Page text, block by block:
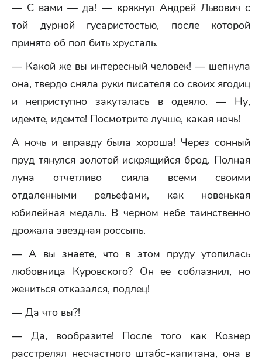
— С вами — да! — крякнул Андрей Львович с
той дурной гусаристостью, после которой
принято об пол бить хрусталь.
— Какой же вы интересный человек! — шепнула
она, твердо сняла руки писателя со своих ягодиц
и неприступно закуталась в одеяло. — Ну,
идемте, идемте! Посмотрите лучше, какая ночь!
А ночь и вправду была хороша! Через сонный
пруд тянулся золотой искрящийся брод. Полная
луна отчетливо сияла всеми своими
отдаленными рельефами, как новенькая
юбилейная медаль. В черном небе таинственно
дрожала звездная россыпь.
— А вы знаете, что в этом пруду утопилась
любовница Куровского? Он ее соблазнил, но
жениться отказался, подлец!
— Да что вы?!
— Да, вообразите! После того как Кознер
расстрелял несчастного штабс-капитана, она в